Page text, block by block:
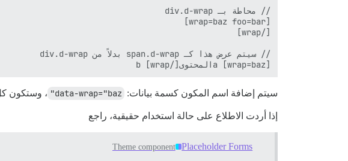
a [wrap=baz]المحتوى[/wrap] b
سيتم إضافة اسم المكون كسمة بيانات: data-wrap="baz" ، وستكون
إذا أردت الاطلاع على حالة استخدام حقيقية، راجع
Placeholder Forms
Theme component